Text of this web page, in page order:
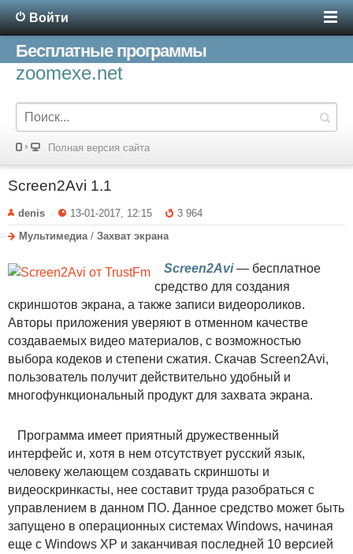
Войти
Бесплатные программы
zoomexe.net
Полная версия сайта
Screen2Avi 1.1
denis 13-01-2017, 12:15
3 964
Мультимедиа / Захват экрана
Screen2Avi— бесплатное
средство для создания
скриншотов экрана, а также записи видеороликов.
Авторы приложения уверяют в отменном качестве
создаваемых видео материалов, с возможностью
выбора кодеков и степени сжатия. Скачав Screen2Avi,
пользователь получит действительно удобный и
многофункциональный продукт для захвата экрана.
Программа имеет приятный дружественный
интерфейс и, хотя в нем отсутствует русский язык,
человеку желающем создавать скриншоты и
видеоскринкасты, нее составит труда разобраться с
управлением в данном ПО. Данное средство может быть
запущено в операционных системах Windows, начиная
еще с Windows XP и заканчивая последней 10 версией